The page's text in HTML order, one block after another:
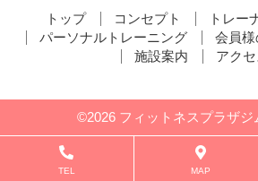
トップ コンセプト トレー
パーソナルトレーニング
会員
施設案内
アクセ
TEL MAP
©2026 フィットネスプラザジ